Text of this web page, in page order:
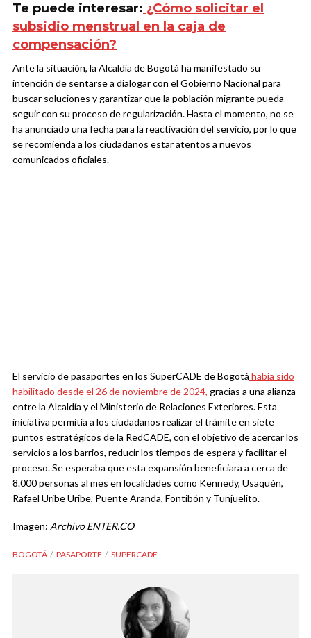
Te puede interesar: ¿Cómo solicitar el
subsidio menstrual en la caja de
compensación?
Ante la situación, la Alcaldía de Bogotá ha manifestado su
intención de sentarse a dialogar con el Gobierno Nacional para
buscar soluciones y garantizar que la población migrante pueda
seguir con su proceso de regularización. Hasta el momento, no se
ha anunciado una fecha para la reactivación del servicio, por lo que
se recomienda a los ciudadanos estar atentos a nuevos
comunicados oficiales.
El servicio de pasaportes en los SuperCADE de Bogotá había sido
habilitado desde el 26 de noviembre de 2024, gracias a una alianza
entre la Alcaldía y el Ministerio de Relaciones Exteriores. Esta
iniciativa permitía a los ciudadanos realizar el trámite en siete
puntos estratégicos de la RedCADE, con el objetivo de acercar los
servicios a los barrios, reducir los tiempos de espera y facilitar el
proceso. Se esperaba que esta expansión beneficiara a cerca de
8.000 personas al mes en localidades como Kennedy, Usaquén,
Rafael Uribe Uribe, Puente Aranda, Fontibón y Tunjuelito.
Imagen: Archivo ENTER.CO
BOGOTÁ PASAPORTE SUPERCADE